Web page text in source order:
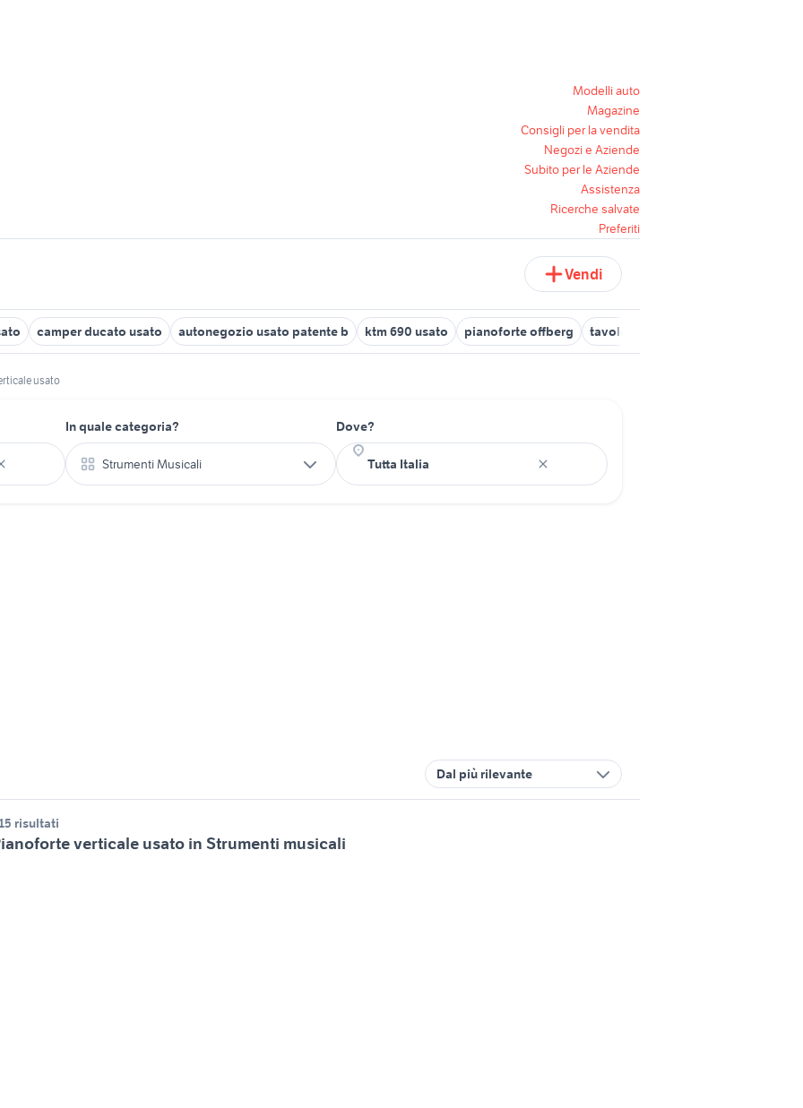
Modelli auto
Magazine
Consigli per la vendita
Negozi e Aziende
Subito per le Aziende
Assistenza
Ricerche salvate
Preferiti
Vendi
camper ducato usato autonegozio usato patente b ktm 690 usato pianoforte offberg tavolo rotondo allungabile usato
usato
In quale categoria?
Strumenti Musicali
Dove?
Dal più rilevante
risultati
verticale usato in Strumenti musicali